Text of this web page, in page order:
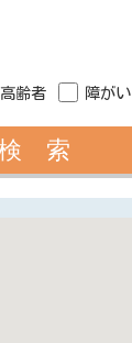
高齢者 障がい